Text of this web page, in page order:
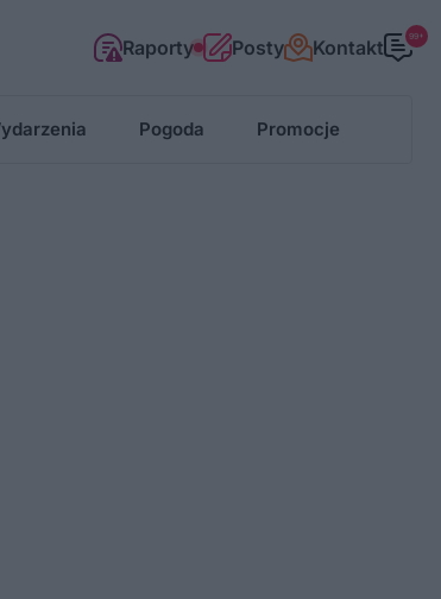
Raporty Posty Kontakt 99+
Pogoda Promocje